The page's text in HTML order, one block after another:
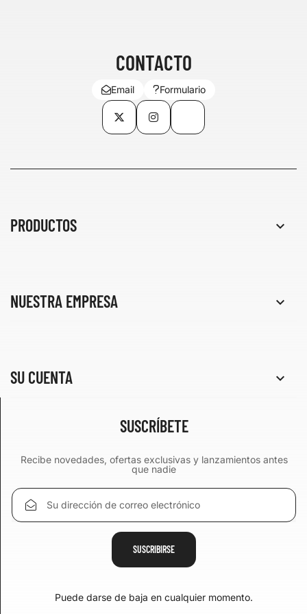
CONTACTO
Email Formulario
Twitter InstagramTikTok
PRODUCTOS 
NUESTRA EMPRESA 
SU CUENTA 
SUSCRÍBETE
Recibe novedades, ofertas exclusivas y lanzamientos antes
que nadie
Puede darse de baja en cualquier momento.